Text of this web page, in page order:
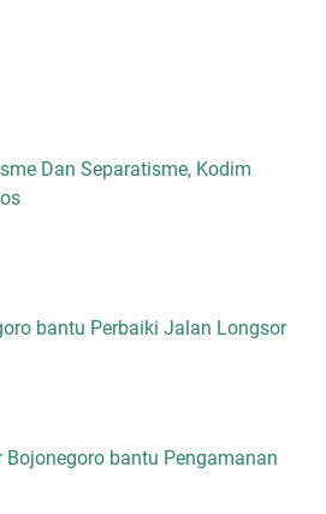
Dan Separatisme, Kodim
bantu Perbaiki Jalan Longsor
Bojonegoro bantu Pengamanan